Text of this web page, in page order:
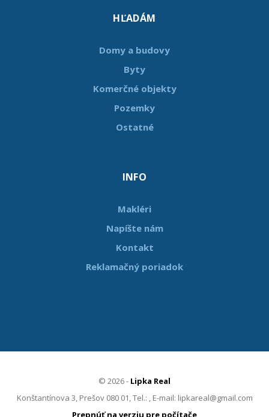
HĽADÁM
Domy a budovy
Byty
Komerčné objekty
Pozemky
Ostatné
INFO
Makléri
Napíšte nám
Kontakt
Reklamačný poriadok
© 2026 - Lipka Real
Konštantínova 3, Prešov 080 01, Tel.: , E-mail: lipkareal@gmail.com
Prepnúť na verziu pre počítače